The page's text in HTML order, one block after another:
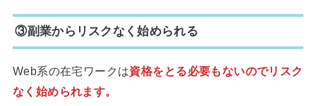
③副業からリスクなく始められる
Web系の在宅ワークは資格をとる必要もないのでリスク
なく始められます。